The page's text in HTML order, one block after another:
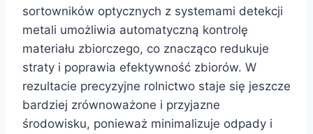
sortowników optycznych z systemami detekcji
metali umożliwia automatyczną kontrolę
materiału zbiorczego, co znacząco redukuje
straty i poprawia efektywność zbiorów. W
rezultacie precyzyjne rolnictwo staje się jeszcze
bardziej zrównoważone i przyjazne
środowisku, ponieważ minimalizuje odpady i